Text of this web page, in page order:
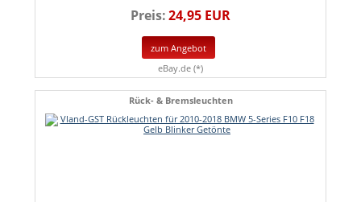
Preis:24,95 EUR
zum Angebot
eBay.de (*)
Rück- & Bremsleuchten